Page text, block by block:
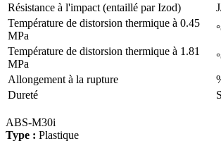
Résistance à l'impact (entaillé par Izod)
Température de distorsion thermique à 0.45
MPa
Température de distorsion thermique à 1.81
MPa
Allongement à la rupture
Dureté
ABS-M30i
Type : Plastique